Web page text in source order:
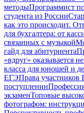
методыПрограммист
студента из России
как это происходит.
для бухгалтера: от
связанных с музыкой
гайд для абитуриента
«вдруг» оказывается
класса для юношей и
ЕГЭПрава участников
поступлении
экзаменТоповые
фотографом: